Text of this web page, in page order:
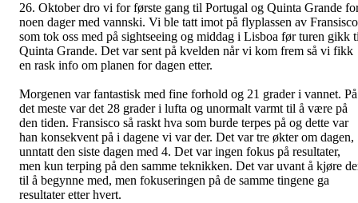
26. Oktober dro vi for første gang til Portugal og Quinta Grande
noen dager med vannski. Vi ble tatt imot på flyplassen av Fransisco
som tok oss med på sightseeing og middag i Lisboa før turen gikk
Quinta Grande. Det var sent på kvelden når vi kom frem så vi fikk
en rask info om planen for dagen etter.
Morgenen var fantastisk med fine forhold og 21 grader i vannet. På
det meste var det 28 grader i lufta og unormalt varmt til å være på
den tiden. Fransisco så raskt hva som burde terpes på og dette var
han konsekvent på i dagene vi var der. Det var tre økter om dagen,
unntatt den siste dagen med 4. Det var ingen fokus på resultater,
men kun terping på den samme teknikken. Det var uvant å kjøre
til å begynne med, men fokuseringen på de samme tingene ga
resultater etter hvert.